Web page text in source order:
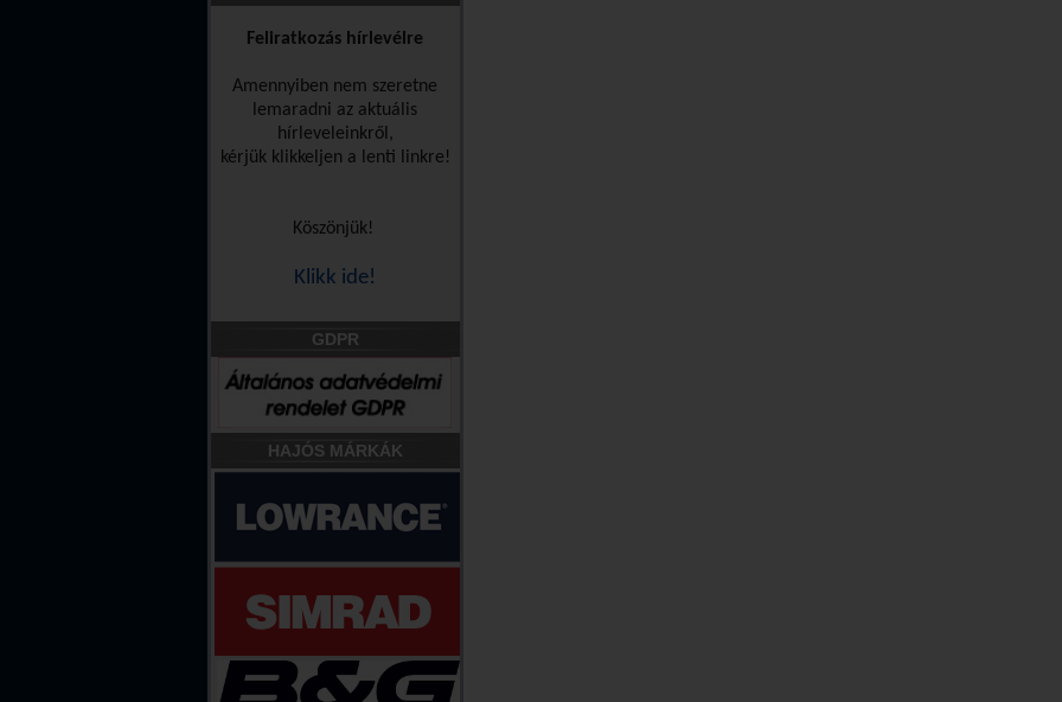
Feliratkozás hírlevélre
Amennyiben nem szeretne
lemaradni az aktuális
hírleveleinkről,
kérjük klikkeljen a lenti linkre!
Köszönjük!
Klikk ide!
GDPR
HAJÓS MÁRKÁK